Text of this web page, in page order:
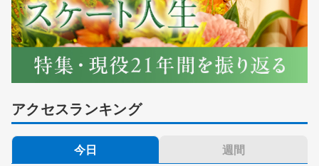
アクセスランキング
今日 週間